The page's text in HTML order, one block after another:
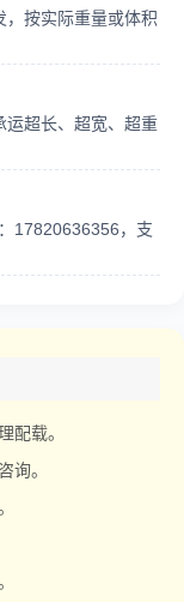
按实际重量或体积
运超长、超宽、超重
17820636356，支
配载。
询。